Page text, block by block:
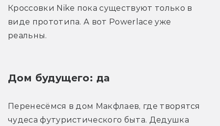
Кроссовки Nike пока существуют только в
виде прототипа. А вот Powerlace уже
реальны.
Дом будущего: да
Перенесёмся в дом Макфлаев, где творятся
чудеса футуристического быта. Дедушка